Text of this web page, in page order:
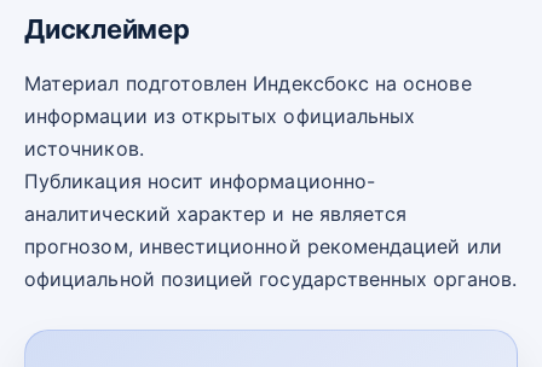
Дисклеймер
Материал подготовлен Индексбокс на основе
информации из открытых официальных
источников.
Публикация носит информационно-
аналитический характер и не является
прогнозом, инвестиционной рекомендацией или
официальной позицией государственных органов.